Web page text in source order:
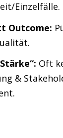
Einzelfälle.
Outcome:
Oft
&